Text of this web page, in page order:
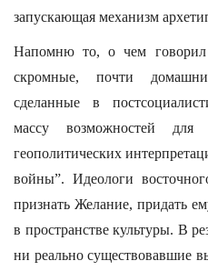
запускающая механизм
Напомню то, о чем говорил
скромные, почти
сделанные в
массу возможностей
геополитических
войны”. Идеологи
признать Желание, придать
в пространстве культуры. В
ни реально существовавшие